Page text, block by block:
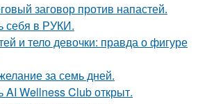
заговор против напастей.
себя в РУКИ.
и тело девочки: правда о фигуре
за семь дней.
AI Wellness Club открыт.